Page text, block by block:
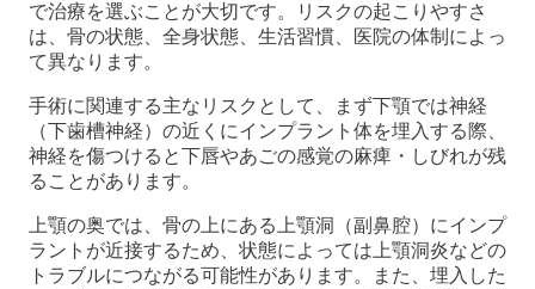
で治療を選ぶことが大切です。リスクの起こりやすさ
は、骨の状態、全身状態、生活習慣、医院の体制によっ
て異なります。
手術に関連する主なリスクとして、まず下顎では神経
（下歯槽神経）の近くにインプラント体を埋入する際、
神経を傷つけると下唇やあごの感覚の麻痺・しびれが残
ることがあります。
上顎の奥では、骨の上にある上顎洞（副鼻腔）にインプ
ラントが近接するため、状態によっては上顎洞炎などの
トラブルにつながる可能性があります。また、埋入した